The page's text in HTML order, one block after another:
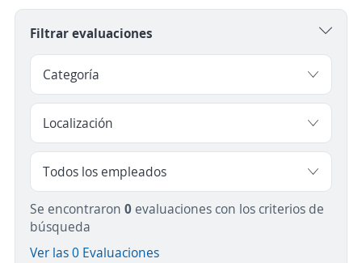
Filtrar evaluaciones
Se encontraron 0 evaluaciones con los criterios de
búsqueda
Ver las 0 Evaluaciones